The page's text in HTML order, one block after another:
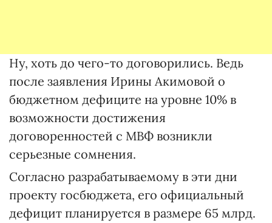
Ну, хоть до чего-то договорились. Ведь
после заявления Ирины Акимовой о
бюджетном дефиците на уровне 10% в
возможности достижения
договоренностей с МВФ возникли
серьезные сомнения.
Согласно разрабатываемому в эти дни
проекту госбюджета, его официальный
дефицит планируется в размере 65 млрд.